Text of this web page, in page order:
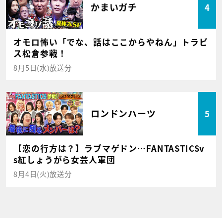
かまいガチ 4
オモロ怖い「でな、話はここからやねん」トラビ
ス松倉参戦！
8月5日(水)放送分
ロンドンハーツ 5
【恋の行方は？】ラブマゲドン…FANTASTICSv
s紅しょうがら女芸人軍団
8月4日(火)放送分